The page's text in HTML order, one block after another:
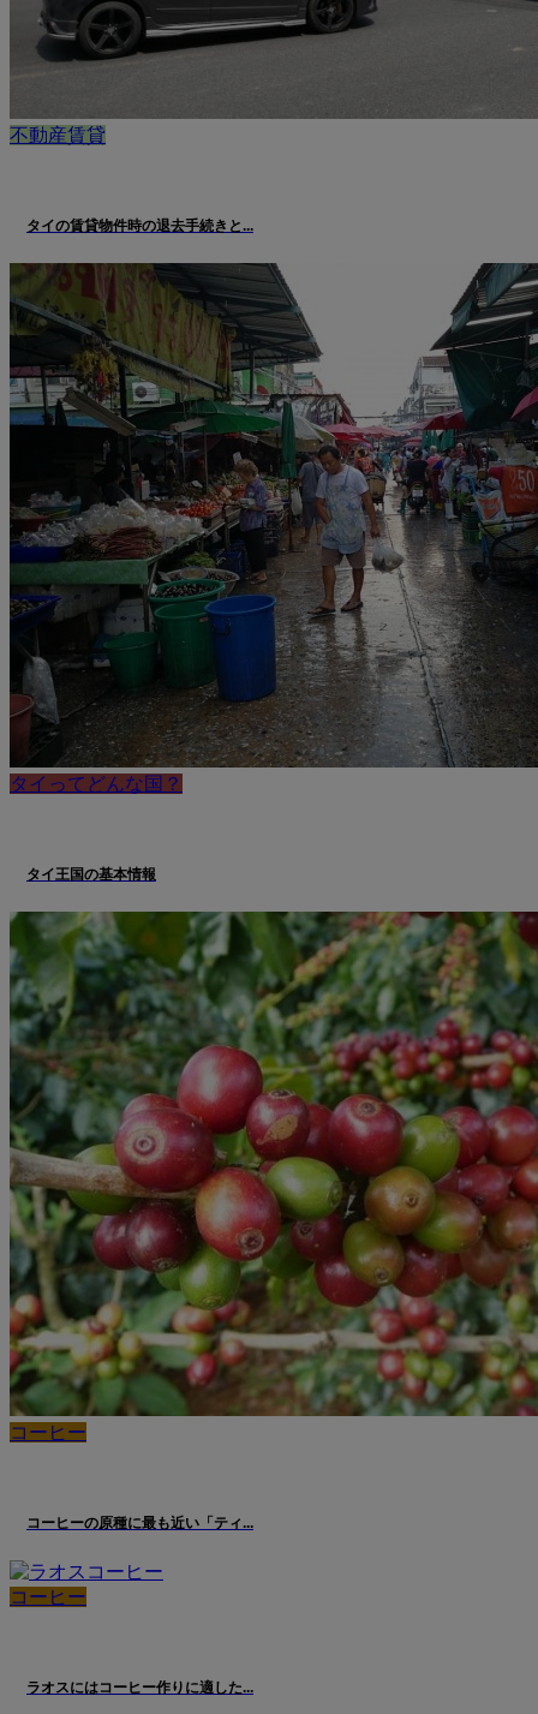
不動産賃貸
タイの賃貸物件時の退去手続きと...
タイってどんな国？
タイ王国の基本情報
コーヒー
コーヒーの原種に最も近い「ティ...
コーヒー
ラオスにはコーヒー作りに適した...